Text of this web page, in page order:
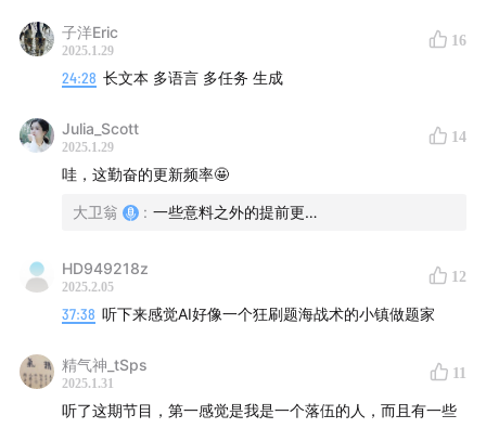
42:57
除了AI编程之外，2024年最印象深刻的行业进展还
有视频生成……
47:02 ……以及chatgpt o1、o3的范式切换
商业Part：
从四小龙，到六小虎，再到进击的巨头字节和阿
里，AI公司的烧钱何时是个头？
2025年很可能是大量服务行业+AI后，行业格局洗
来，但是让AI来帮助我们做很多事情的这个时代其实已经到
来了。 在垂直场景上的深入，会是未来两年会看到很多变化
Transformer）已证明MOE在高性价比训练中的有效性，而
DeepSeek团队在工程实现上的优化（如分布式训练加速、
显存管理）符合行业技术演进规律。
- **成本控制的意义**：对于中国企业而言，如何在算力受
限条件下追赶国际标杆，工程优化是必经之路。这一点无需
回避，且值得肯定。
- **技术定位的客观性**
已有技术的规模化应用，而非理论创新。但需补充的是：
定可用的系统（如管理256个专家的动态路由）本身具有极
高门槛，其价值不亚于算法创新。
- **技术发展的渐进性**：即使是OpenAI的突破（如GPT-
4），也更多依赖已有组件的组合优化（如
子洋Eric
2025.1.29
16
24:28 长文本 多语言 多任务 生成
Julia_Scott
2025.1.29
14
哇，这勤奋的更新频率🤩
大卫翁 : 一些意料之外的提前更…
HD949218z
2025.2.05
12
37:38 听下来感觉AI好像一个狂刷题海战术的小镇做题家
精气神_tSps
2025.1.31
11
听了这期节目，第一感觉是我是一个落伍的人，而且有一些